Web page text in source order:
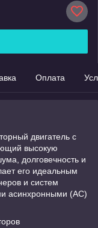
Оплата
двигатель с
высокую
долговечность и
его идеальным
и систем
асинхронными (AC)